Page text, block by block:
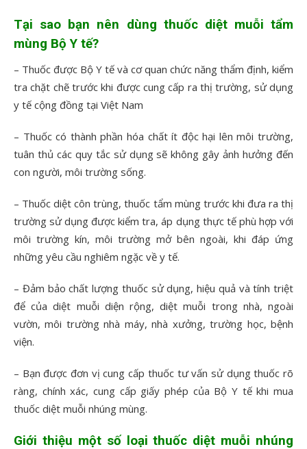
Tại sao bạn nên dùng thuốc diệt muỗi tẩm
mùng Bộ Y tế?
– Thuốc được Bộ Y tế và cơ quan chức năng thẩm định, kiểm
tra chặt chẽ trước khi được cung cấp ra thị trường, sử dụng
y tế cộng đồng tại Việt Nam
– Thuốc có thành phần hóa chất ít độc hại lên môi trường,
tuân thủ các quy tắc sử dụng sẽ không gây ảnh hưởng đến
con người, môi trường sống.
– Thuốc diệt côn trùng, thuốc tẩm mùng trước khi đưa ra thị
trường sử dụng được kiểm tra, áp dụng thực tế phù hợp với
môi trường kín, môi trường mở bên ngoài, khi đáp ứng
những yêu cầu nghiêm ngặc về y tế.
– Đảm bảo chất lượng thuốc sử dụng, hiệu quả và tính triệt
để của diệt muỗi diện rộng, diệt muỗi trong nhà, ngoài
vườn, môi trường nhà máy, nhà xưởng, trường học, bệnh
viện.
– Bạn được đơn vị cung cấp thuốc tư vấn sử dụng thuốc rõ
ràng, chính xác, cung cấp giấy phép của Bộ Y tế khi mua
thuốc diệt muỗi nhúng mùng.
Giới thiệu một số loại thuốc diệt muỗi nhúng